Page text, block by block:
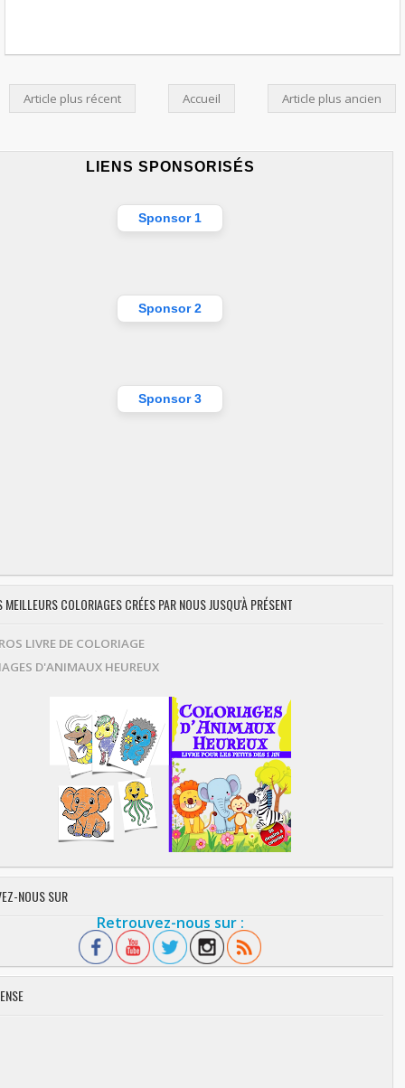
Article plus récent Article plus ancien
Accueil
LIENS SPONSORISÉS
Sponsor 1
Sponsor 2
Sponsor 3
MEILLEURS COLORIAGES CRÉES PAR NOUS JUSQU'À PRÉSENT
LIVRE DE COLORIAGE
D'ANIMAUX HEUREUX
NOUS SUR
Retrouvez-nous sur :